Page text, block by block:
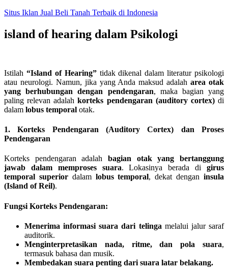
Skip
content
Situs Iklan Jual Beli Tanah Terbaik di Indonesia
island of hearing dalam Psikologi
Istilah “Island of Hearing”tidak dikenal dalam literatur psikologi
atau neurologi. Namun, jika yang Anda maksud adalaharea otak
yang berhubungan dengan pendengaran, maka bagian yang
paling relevan adalahkorteks pendengaran (auditory cortex)di
dalam lobus temporal otak.
1. Korteks Pendengaran (Auditory Cortex) dan Proses
Pendengaran
Korteks pendengaran adalah bagian otak yang bertanggung
jawab dalam memproses suara. Lokasinya berada digirus
temporal superiordalam lobus temporal, dekat denganinsula
(Island of Reil).
Fungsi Korteks Pendengaran:
Menerima informasi suara dari telinga melalui jalur saraf
auditorik.
Menginterpretasikan nada, ritme, dan pola suara,
termasuk bahasa dan musik.
Membedakan suara penting dari suara latar belakang.